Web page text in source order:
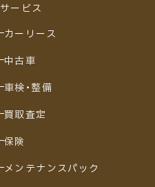
サービス
カーリース
中古車
車検・整備
買取査定
保険
メンテナンスパック